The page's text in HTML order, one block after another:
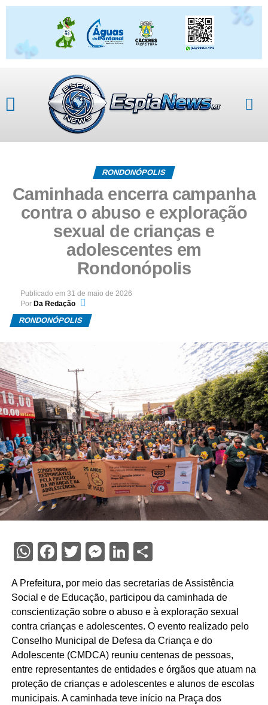
RONDONÓPOLIS
Caminhada encerra campanha
contra o abuso e exploração
sexual de crianças e
adolescentes em
Rondonópolis
Publicado em 31 de maio de 2026
Por Da Redação
RONDONÓPOLIS
WhatsApp
Facebook
TwitterMessenger
LinkedIn
A Prefeitura, por meio das secretarias de Assistência
Social e de Educação, participou da caminhada de
conscientização sobre o abuso e à exploração sexual
contra crianças e adolescentes. O evento realizado pelo
Conselho Municipal de Defesa da Criança e do
Adolescente (CMDCA) reuniu centenas de pessoas,
entre representantes de entidades e órgãos que atuam na
proteção de crianças e adolescentes e alunos de escolas
municipais. A caminhada teve início na Praça dos